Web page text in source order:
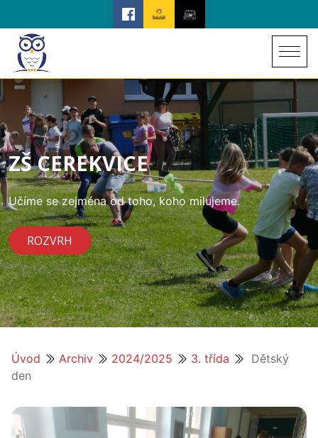
ZŠ CEREKVICE
Učíme se zejména od toho, koho milujeme.
ROZVRH
Úvod Archiv 2024/2025 3. třída
Dětský
den